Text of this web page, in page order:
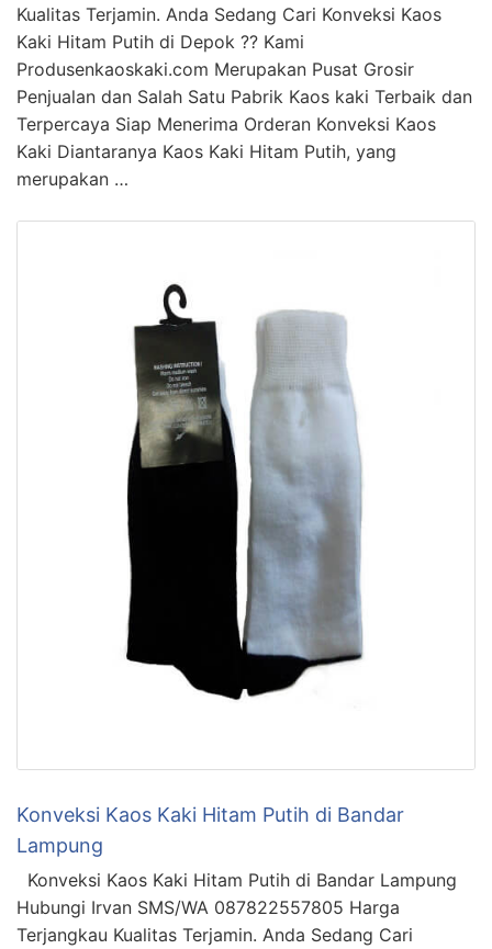
Kualitas Terjamin. Anda Sedang Cari Konveksi Kaos
Kaki Hitam Putih di Depok ?? Kami
Produsenkaoskaki.com Merupakan Pusat Grosir
Penjualan dan Salah Satu Pabrik Kaos kaki Terbaik dan
Terpercaya Siap Menerima Orderan Konveksi Kaos
Kaki Diantaranya Kaos Kaki Hitam Putih, yang
merupakan …
Konveksi Kaos Kaki Hitam Putih di Bandar
Lampung
Konveksi Kaos Kaki Hitam Putih di Bandar Lampung
Hubungi Irvan SMS/WA 087822557805 Harga
Terjangkau Kualitas Terjamin. Anda Sedang Cari